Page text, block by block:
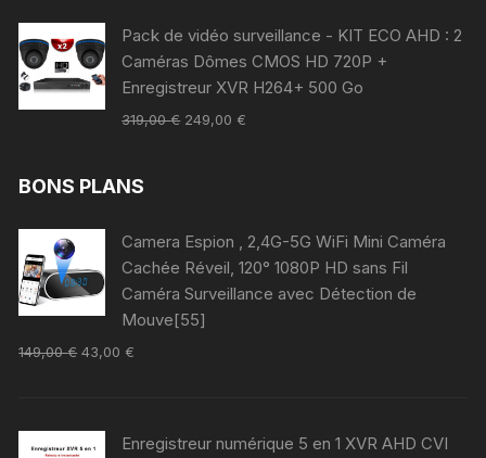
Pack de vidéo surveillance - KIT ECO AHD : 2
Caméras Dômes CMOS HD 720P +
Enregistreur XVR H264+ 500 Go
319,00€ 249,00 €
BONS PLANS
Camera Espion , 2,4G-5G WiFi Mini Caméra
Cachée Réveil, 120° 1080P HD sans Fil
Caméra Surveillance avec Détection de
Mouve[55]
149,00€ 43,00 €
Enregistreur numérique 5 en 1 XVR AHD CVI